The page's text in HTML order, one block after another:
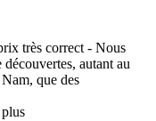
très correct- Nous
autant au
que des